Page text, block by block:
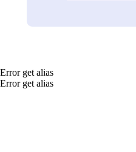
Error get alias
Error get alias